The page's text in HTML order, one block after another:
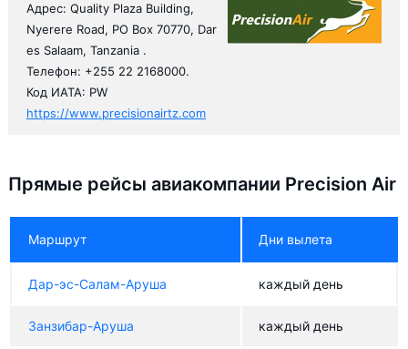
Адрес: Quality Plaza Building,
Nyerere Road, PO Box 70770, Dar
es Salaam, Tanzania .
Телефон: +255 22 2168000.
Код ИАТА: PW
https://www.precisionairtz.com
Прямые рейсы авиакомпании Precision Air
Маршрут Дни вылета
Дар-эс-Салам-Аруша каждый день
Занзибар-Аруша каждый день